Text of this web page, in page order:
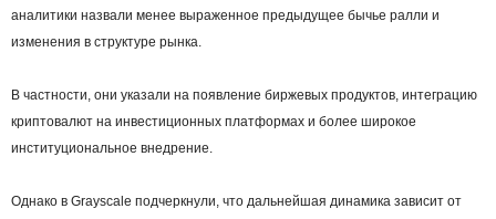
аналитики назвали менее выраженное предыдущее бычье ралли и
изменения в структуре рынка.
В частности, они указали на появление биржевых продуктов, интеграцию
криптовалют на инвестиционных платформах и более широкое
институциональное внедрение.
Однако в Grayscale подчеркнули, что дальнейшая динамика зависит от